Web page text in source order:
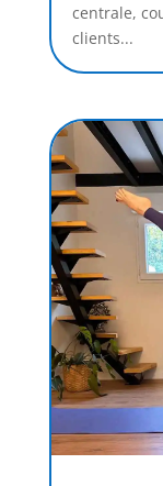
centrale,
clients...